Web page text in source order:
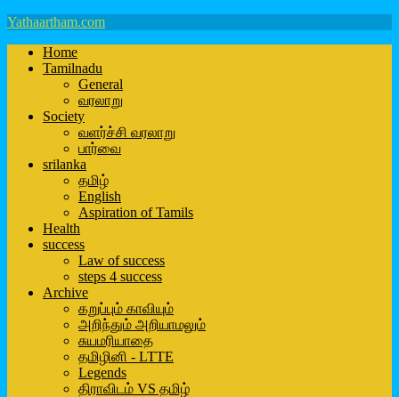
Yathaartham.com
Home
Tamilnadu
General
வரலாறு
Society
வளர்ச்சி வரலாறு
பார்வை
srilanka
தமிழ்
English
Aspiration of Tamils
Health
success
Law of success
steps 4 success
Archive
கறுப்பும் காவியும்
அறிந்தும் அறியாமலும்
சுயமரியாதை
தமிழினி - LTTE
Legends
திராவிடம் VS தமிழ்